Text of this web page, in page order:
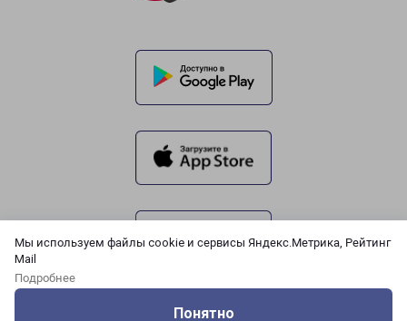
Мы используем файлы cookie и сервисы Яндекс.Метрика, Рейтинг
Mail
Подробнее
Понятно